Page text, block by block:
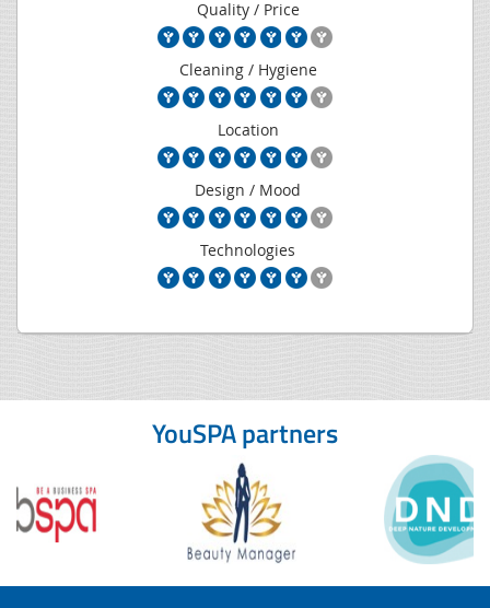
Quality / Price
Cleaning / Hygiene
Location
Design / Mood
Technologies
YouSPA partners